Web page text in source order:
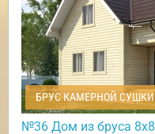
БРУС КАМЕРНОЙ СУШКИ
№36 Дом из бруса 8х8